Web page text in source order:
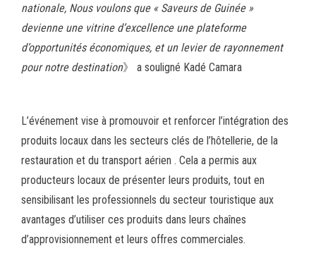
nationale, Nous voulons que « Saveurs de Guinée »
devienne une vitrine d’excellence une plateforme
d’opportunités économiques, et un levier de rayonnement
pour notre destination》 a souligné Kadé Camara
L’événement vise à promouvoir et renforcer l’intégration des
produits locaux dans les secteurs clés de l’hôtellerie, de la
restauration et du transport aérien . Cela a permis aux
producteurs locaux de présenter leurs produits, tout en
sensibilisant les professionnels du secteur touristique aux
avantages d’utiliser ces produits dans leurs chaînes
d’approvisionnement et leurs offres commerciales.